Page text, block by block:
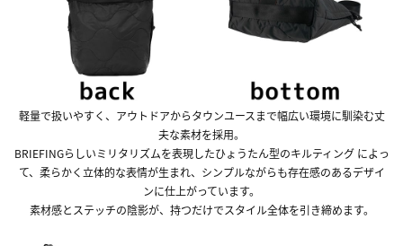
軽量で扱いやすく、アウトドアからタウンユースまで幅広い環境に馴染む丈
夫な素材を採用。
BRIEFINGらしいミリタリズムを表現したひょうたん型のキルティング によっ
て、柔らかく立体的な表情が生まれ、シンプルながらも存在感のあるデザイ
ンに仕上がっています。
素材感とステッチの陰影が、持つだけでスタイル全体を引き締めます。